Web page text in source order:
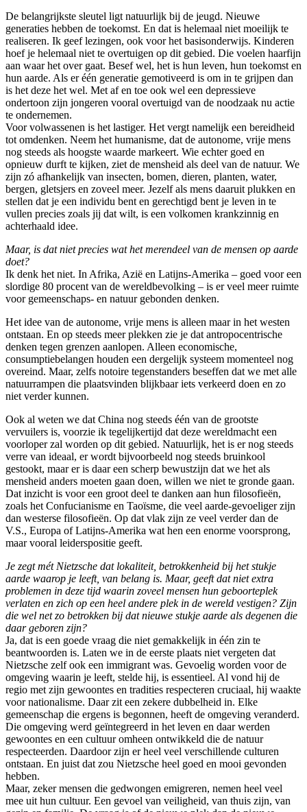
De belangrijkste sleutel ligt natuurlijk bij de jeugd. Nieuwe
generaties hebben de toekomst. En dat is helemaal niet moeilijk te
realiseren. Ik geef lezingen, ook voor het basisonderwijs. Kinderen
hoef je helemaal niet te overtuigen op dit gebied. Die voelen haarfijn
aan waar het over gaat. Besef wel, het is hun leven, hun toekomst en
hun aarde. Als er één generatie gemotiveerd is om in te grijpen dan
is het deze het wel. Met af en toe ook wel een depressieve
ondertoon zijn jongeren vooral overtuigd van de noodzaak nu actie
te ondernemen.
Voor volwassenen is het lastiger. Het vergt namelijk een bereidheid
tot omdenken. Neem het humanisme, dat de autonome, vrije mens
nog steeds als hoogste waarde markeert. Wie echter goed en
opnieuw durft te kijken, ziet de mensheid als deel van de natuur. We
zijn zó afhankelijk van insecten, bomen, dieren, planten, water,
bergen, gletsjers en zoveel meer. Jezelf als mens daaruit plukken en
stellen dat je een individu bent en gerechtigd bent je leven in te
vullen precies zoals jij dat wilt, is een volkomen krankzinnig en
achterhaald idee.
Maar, is dat niet precies wat het merendeel van de mensen op aarde
doet?
Ik denk het niet. In Afrika, Azië en Latijns-Amerika – goed voor een
slordige 80 procent van de wereldbevolking – is er veel meer ruimte
voor gemeenschaps- en natuur gebonden denken.
Het idee van de autonome, vrije mens is alleen maar in het westen
ontstaan. En op steeds meer plekken zie je dat antropocentrische
denken tegen grenzen aanlopen. Alleen economische,
consumptiebelangen houden een dergelijk systeem momenteel nog
overeind. Maar, zelfs notoire tegenstanders beseffen dat we met alle
natuurrampen die plaatsvinden blijkbaar iets verkeerd doen en zo
niet verder kunnen.
Ook al weten we dat China nog steeds één van de grootste
vervuilers is, voorzie ik tegelijkertijd dat deze wereldmacht een
voorloper zal worden op dit gebied. Natuurlijk, het is er nog steeds
verre van ideaal, er wordt bijvoorbeeld nog steeds bruinkool
gestookt, maar er is daar een scherp bewustzijn dat we het als
mensheid anders moeten gaan doen, willen we niet te gronde gaan.
Dat inzicht is voor een groot deel te danken aan hun filosofieën,
zoals het Confucianisme en Taoïsme, die veel aarde-gevoeliger zijn
dan westerse filosofieën. Op dat vlak zijn ze veel verder dan de
V.S., Europa of Latijns-Amerika wat hen een enorme voorsprong,
maar vooral leiderspositie geeft.
Je zegt mét Nietzsche dat lokaliteit, betrokkenheid bij het stukje
aarde waarop je leeft, van belang is. Maar, geeft dat niet extra
problemen in deze tijd waarin zoveel mensen hun geboorteplek
verlaten en zich op een heel andere plek in de wereld vestigen? Zijn
die wel net zo betrokken bij dat nieuwe stukje aarde als degenen die
daar geboren zijn?
Ja, dat is een goede vraag die niet gemakkelijk in één zin te
beantwoorden is. Laten we in de eerste plaats niet vergeten dat
Nietzsche zelf ook een immigrant was. Gevoelig worden voor de
omgeving waarin je leeft, stelde hij, is essentieel. Al vond hij de
regio met zijn gewoontes en tradities respecteren cruciaal, hij waakte
voor nationalisme. Daar zit een zekere dubbelheid in. Elke
gemeenschap die ergens is begonnen, heeft de omgeving veranderd.
Die omgeving werd geïntegreerd in het leven en daar werden
gewoontes en een cultuur omheen ontwikkeld die de natuur
respecteerden. Daardoor zijn er heel veel verschillende culturen
ontstaan. En juist dat zou Nietzsche heel goed en mooi gevonden
hebben.
Maar, zeker mensen die gedwongen emigreren, nemen heel veel
mee uit hun cultuur. Een gevoel van veiligheid, van thuis zijn, van